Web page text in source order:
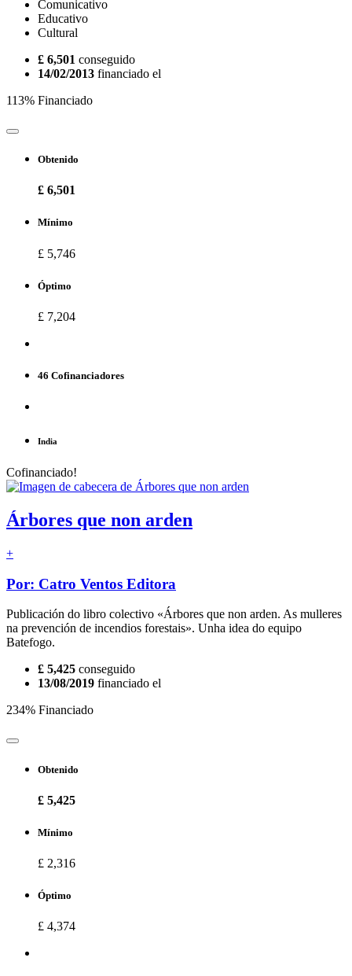
Comunicativo
Educativo
Cultural
£ 6,501 conseguido
14/02/2013 financiado el
113% Financiado
Obtenido
£ 6,501
Mínimo
£ 5,746
Óptimo
£ 7,204
46 Cofinanciadores
India
Cofinanciado!
Árbores que non arden
+
Por: Catro Ventos Editora
Publicación do libro colectivo «Árbores que non arden. As mulleres
na prevención de incendios forestais». Unha idea do equipo
Batefogo.
£ 5,425 conseguido
13/08/2019 financiado el
234% Financiado
Obtenido
£ 5,425
Mínimo
£ 2,316
Óptimo
£ 4,374